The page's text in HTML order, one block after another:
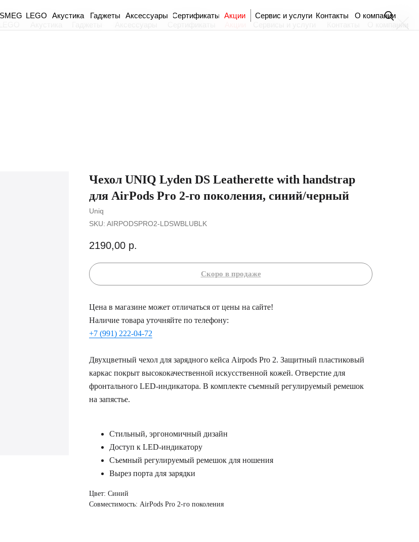
Сервис и услуги Контакты О компании
Аксессуары
Гаджеты
Акустика
LEGO
SMEG Сертификаты Акции
Чехол UNIQ Lyden DS Leatherette with handstrap
для AirPods Pro 2-го поколения, синий/черный
Uniq
SKU: AIRPODSPRO2-LDSWBLUBLK
2190,00 р.
Цена в магазине может отличаться от цены на сайте!
Наличие товара уточняйте по телефону:
+7 (991) 222-04-72
Двухцветный чехол для зарядного кейса Airpods Pro 2. Защитный пластиковый
каркас покрыт высококачественной искусственной кожей. Отверстие для
фронтального LED-индикатора. В комплекте съемный регулируемый ремешок
на запястье.
Стильный, эргономичный дизайн
Доступ к LED-индикатору
Съемный регулируемый ремешок для ношения
Вырез порта для зарядки
Цвет: Синий
Совместимость: AirPods Pro 2-го поколения